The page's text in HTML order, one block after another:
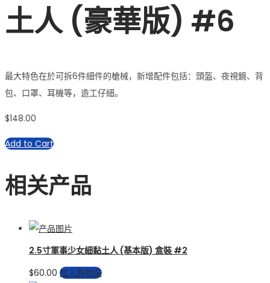
土人 (豪華版) #6
最大特色在於可拆6件細件的槍械，新增配件包括：頭盔、夜視鏡、背
包、口罩、耳機等，造工仔細。
$148.00
Add to Cart
相关产品
2.5寸軍事少女細黏土人 (基本版) 盒裝 #2
$60.00 加入购物车